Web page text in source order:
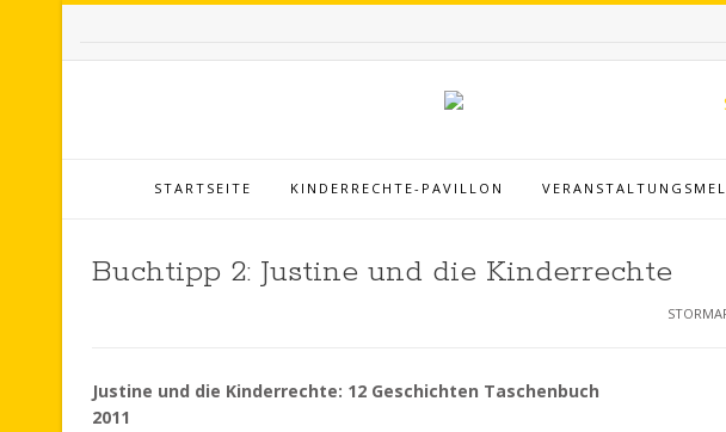
STARTSEITE KINDERRECHTE-PAVILLON
Buchtipp 2: Justine und die Kinderrechte
Justine und die Kinderrechte: 12 Geschichten Taschenbuch
2011